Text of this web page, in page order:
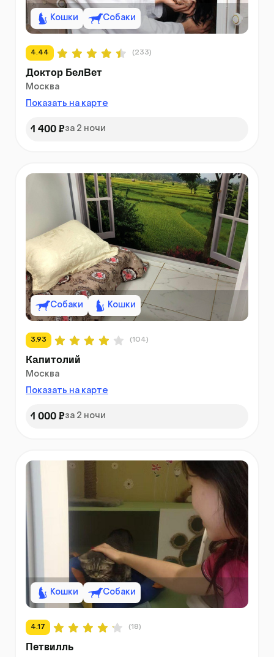
Кошки Собаки
4.44 (233)
Доктор БелВет
Москва
Показать на карте
1 400 ₽за 2 ночи
Собаки Кошки
3.93 (104)
Капитолий
Москва
Показать на карте
1 000 ₽за 2 ночи
Кошки Собаки
4.17 (18)
Петвилль